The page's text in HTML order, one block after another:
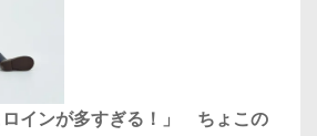
インが多すぎる！」 ちょこの